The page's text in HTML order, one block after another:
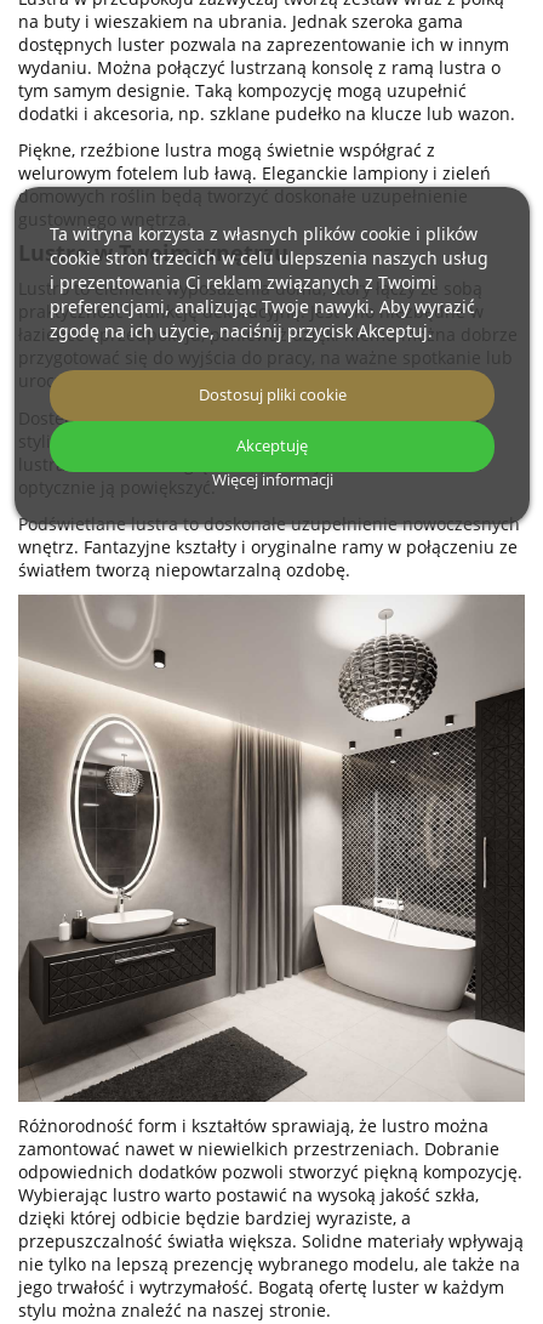
na buty i wieszakiem na ubrania. Jednak szeroka gama
dostępnych luster pozwala na zaprezentowanie ich w innym
wydaniu. Można połączyć lustrzaną konsolę z ramą lustra o
tym samym designie. Taką kompozycję mogą uzupełnić
dodatki i akcesoria, np. szklane pudełko na klucze lub wazon.
Piękne, rzeźbione lustra mogą świetnie współgrać z
welurowym fotelem lub ławą. Eleganckie lampiony i zieleń
domowych roślin będą tworzyć doskonałe uzupełnienie
gustownego wnętrza.
Lustro w Twoim wnętrzu
Lustro to element wyposażenia domu, który łączy ze sobą
praktyczność i funkcję dekoracyjną. Jest ono niezbędne w
łazience i przedpokoju, ponieważ dzięki niemu można dobrze
przygotować się do wyjścia do pracy, na ważne spotkanie lub
uroczystość.
Dostępne modele pozwalają na dobranie ich nie tylko do
stylistyki wnętrza, ale także do jego rozmiarów. Za pomocą
lustra można nadać głębi urządzanej przestrzeni, a także
optycznie ją powiększyć.
Podświetlane lustra to doskonałe uzupełnienie nowoczesnych
wnętrz. Fantazyjne kształty i oryginalne ramy w połączeniu ze
światłem tworzą niepowtarzalną ozdobę.
Różnorodność form i kształtów sprawiają, że lustro można
zamontować nawet w niewielkich przestrzeniach. Dobranie
odpowiednich dodatków pozwoli stworzyć piękną kompozycję.
Wybierając lustro warto postawić na wysoką jakość szkła,
dzięki której odbicie będzie bardziej wyraziste, a
przepuszczalność światła większa. Solidne materiały wpływają
nie tylko na lepszą prezencję wybranego modelu, ale także na
jego trwałość i wytrzymałość. Bogatą ofertę luster w każdym
stylu można znaleźć na naszej stronie.
Ta witryna korzysta z własnych plików cookie i plików
cookie stron trzecich w celu ulepszenia naszych usług
i prezentowania Ci reklam związanych z Twoimi
preferencjami, analizując Twoje nawyki. Aby wyrazić
zgodę na ich użycie, naciśnij przycisk Akceptuj.
Więcej informacji
Dostosuj pliki cookie
Akceptuję